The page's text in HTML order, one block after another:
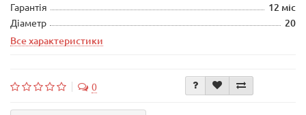
Гарантія 12 міс
Діаметр
20
Все характеристики
0